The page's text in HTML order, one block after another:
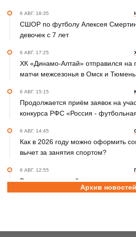
6 АВГ. 18:35
СШОР по футболу Алексея
девочек с 7 лет
6 АВГ. 17:25
ХК «Динамо-Алтай» отправился на
матчи межсезонья в Омск и Тюмень
6 АВГ. 15:15
Продолжается приём заявок на
конкурса РФС «Россия -
6 АВГ. 14:45
Как в 2026 году можно оформить
вычет за занятия спортом?
6 АВГ. 12:55
В заключительный день
на счету алтайских гребцов три
летняя. Поспелиха, 2014 год.
Архив новостей